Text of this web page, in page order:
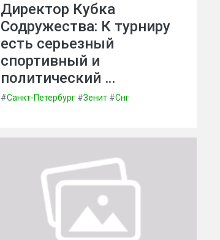
Директор Кубка
Содружества: К турниру
есть серьезный
спортивный и
политический …
#Санкт-Петербург #Зенит #Снг